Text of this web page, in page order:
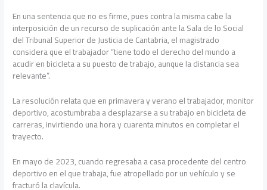
En una sentencia que no es firme, pues contra la misma cabe la
interposición de un recurso de suplicación ante la Sala de lo Social
del Tribunal Superior de Justicia de Cantabria, el magistrado
considera que el trabajador “tiene todo el derecho del mundo a
acudir en bicicleta a su puesto de trabajo, aunque la distancia sea
relevante”.
La resolución relata que en primavera y verano el trabajador, monitor
deportivo, acostumbraba a desplazarse a su trabajo en bicicleta de
carreras, invirtiendo una hora y cuarenta minutos en completar el
trayecto.
En mayo de 2023, cuando regresaba a casa procedente del centro
deportivo en el que trabaja, fue atropellado por un vehículo y se
fracturó la clavícula.